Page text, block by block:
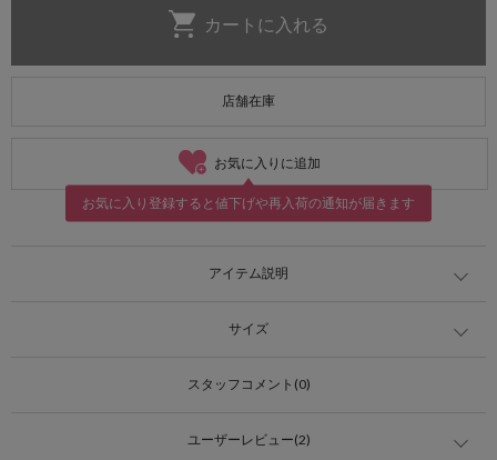
店舗在庫
お気に入りに追加
お気に入り登録すると値下げや再入荷の通知が届きます
アイテム説明
サイズ
スタッフコメント(0)
ユーザーレビュー(2)